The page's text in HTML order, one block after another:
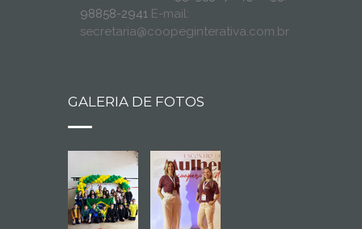
98858-2941 E-mail:
secretaria@coopeginterativa.com.br
GALERIA DE FOTOS